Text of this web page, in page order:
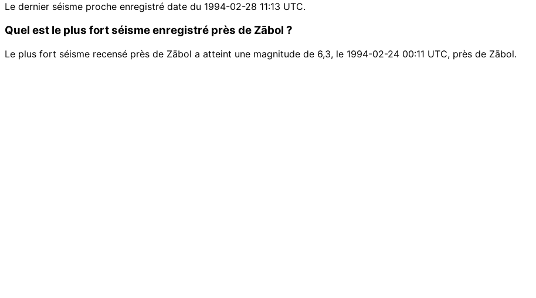
Le dernier séisme proche enregistré date du 1994-02-28 11:13 UTC.
Quel est le plus fort séisme enregistré près de Zābol ?
Le plus fort séisme recensé près de Zābol a atteint une magnitude de 6,3, le 1994-02-24 00:11 UTC, près de Zābol.